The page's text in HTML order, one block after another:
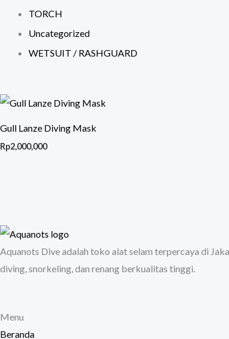
TORCH
Uncategorized
WETSUIT / RASHGUARD
Gull Lanze Diving Mask
Rp2,000,000
Aquanots Dive adalah toko alat selam terpercaya di
diving, snorkeling, dan renang berkualitas tinggi.
Menu
Beranda